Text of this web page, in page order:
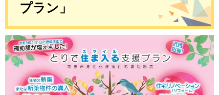
プラン」